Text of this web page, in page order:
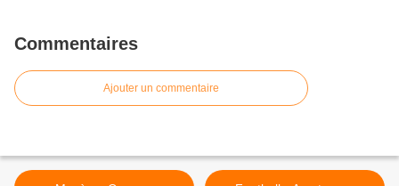
Commentaires
Ajouter un commentaire